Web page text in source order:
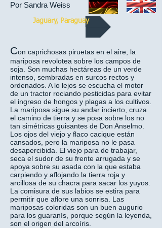
Por Sandra Weiss
Con caprichosas piruetas en el aire, la
mariposa revolotea sobre los campos de
soja. Son muchas hectáreas de un verde
intenso, sembradas en surcos rectos y
ordenados. A lo lejos se escucha el motor
de un tractor rociando pesticidas para evitar
el ingreso de hongos y plagas a los cultivos.
La mariposa sigue su andar incierto, cruza
el camino de tierra y se posa sobre los no
tan simétricas guisantes de Don Anselmo.
Los ojos del viejo y flaco cacique están
cansados, pero la mariposa no le pasa
desapercibida. El viejo para de trabajar,
seca el sudor de su frente arrugada y se
apoya sobre su asada con la que estaba
carpiendo y aflojando la tierra roja y
arcillosa de su chacra para sacar los yuyos.
La comisura de sus labios se estira para
permitir que aflore una sonrisa. Las
mariposas coloridas son un buen augurio
para los guaranís, porque según la leyenda,
son el origen del arcoíris.
Jaguary, Paraguay